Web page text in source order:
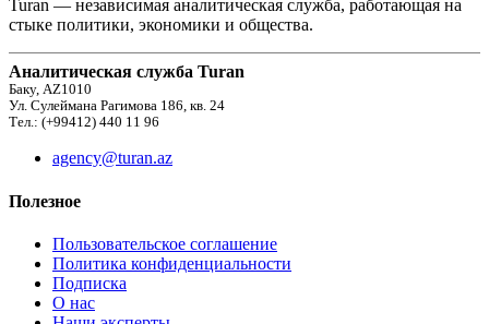
Turan — независимая аналитическая служба, работающая на
стыке политики, экономики и общества.
Аналитическая служба Turan
Баку, AZ1010
Ул. Сулеймана Рагимова 186, кв. 24
Тел.: (+99412) 440 11 96
agency@turan.az
Полезное
Пользовательское соглашение
Политика конфиденциальности
Подписка
О нас